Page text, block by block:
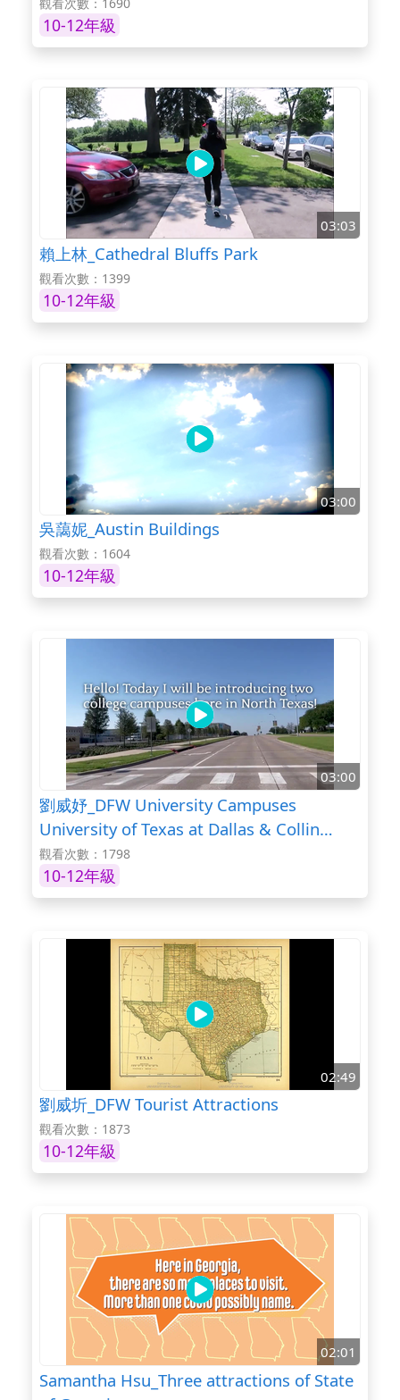
10-12年級
03:03
賴上林_Cathedral Bluffs Park
觀看次數：1399
10-12年級
03:00
吳藹妮_Austin Buildings
觀看次數：1604
10-12年級
03:00
劉威妤_DFW University Campuses
University of Texas at Dallas & Collin
College
觀看次數：1798
10-12年級
02:49
劉威圻_DFW Tourist Attractions
觀看次數：1873
10-12年級
02:01
Samantha Hsu_Three attractions of State